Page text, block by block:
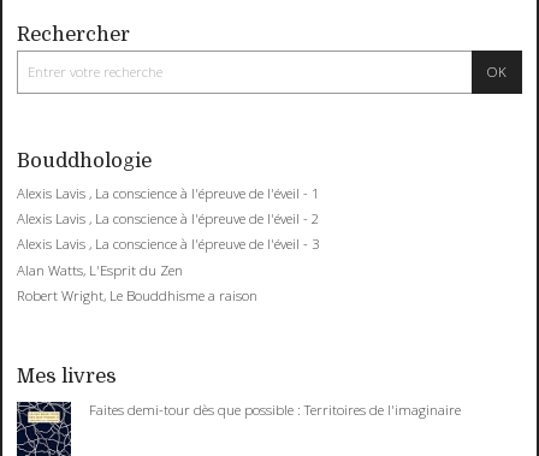
Rechercher
Bouddhologie
Alexis Lavis , La conscience à l'épreuve de l'éveil - 1
Alexis Lavis , La conscience à l'épreuve de l'éveil - 2
Alexis Lavis , La conscience à l'épreuve de l'éveil - 3
Alan Watts, L'Esprit du Zen
Robert Wright, Le Bouddhisme a raison
Mes livres
Faites demi-tour dès que possible : Territoires de l'imaginaire